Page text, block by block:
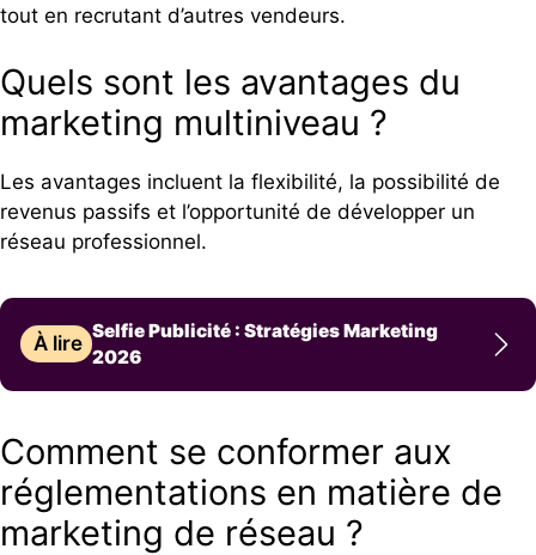
tout en recrutant d’autres vendeurs.
Quels sont les avantages du
marketing multiniveau ?
Les avantages incluent la flexibilité, la possibilité de
revenus passifs et l’opportunité de développer un
réseau professionnel.
À lire
Selfie Publicité : Stratégies Marketing
2026
Comment se conformer aux
réglementations en matière de
marketing de réseau ?